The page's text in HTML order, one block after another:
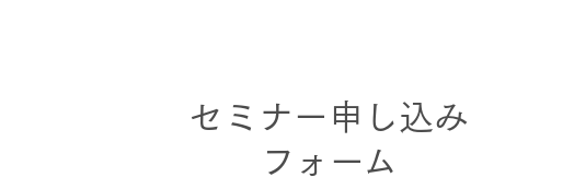
セミナー申し込み
フォーム